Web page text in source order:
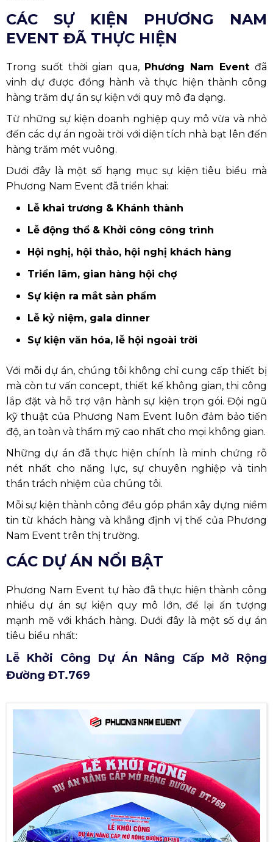
CÁC SỰ KIỆN PHƯƠNG NAM
EVENT ĐÃ THỰC HIỆN
Trong suốt thời gian qua, Phương Nam Event đã
vinh dự được đồng hành và thực hiện thành công
hàng trăm dự án sự kiện với quy mô đa dạng.
Từ những sự kiện doanh nghiệp quy mô vừa và nhỏ
đến các dự án ngoài trời với diện tích nhà bạt lên đến
hàng trăm mét vuông.
Dưới đây là một số hạng mục sự kiện tiêu biểu mà
Phương Nam Event đã triển khai:
Lễ khai trương & Khánh thành
Lễ động thổ & Khởi công công trình
Hội nghị, hội thảo, hội nghị khách hàng
Triển lãm, gian hàng hội chợ
Sự kiện ra mắt sản phẩm
Lễ kỷ niệm, gala dinner
Sự kiện văn hóa, lễ hội ngoài trời
Với mỗi dự án, chúng tôi không chỉ cung cấp thiết bị
mà còn tư vấn concept, thiết kế không gian, thi công
lắp đặt và hỗ trợ vận hành sự kiện trọn gói. Đội ngũ
kỹ thuật của Phương Nam Event luôn đảm bảo tiến
độ, an toàn và thẩm mỹ cao nhất cho mọi không gian.
Những dự án đã thực hiện chính là minh chứng rõ
nét nhất cho năng lực, sự chuyên nghiệp và tinh
thần trách nhiệm của chúng tôi.
Mỗi sự kiện thành công đều góp phần xây dựng niềm
tin từ khách hàng và khẳng định vị thế của Phương
Nam Event trên thị trường.
CÁC DỰ ÁN NỔI BẬT
Phương Nam Event tự hào đã thực hiện thành công
nhiều dự án sự kiện quy mô lớn, để lại ấn tượng
mạnh mẽ với khách hàng. Dưới đây là một số dự án
tiêu biểu nhất:
Lễ Khởi Công Dự Án Nâng Cấp Mở Rộng
Đường ĐT.769